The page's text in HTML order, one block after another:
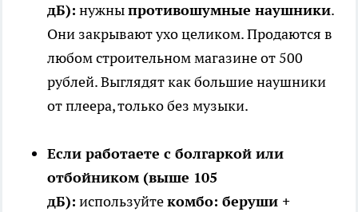
дБ): нужныпротивошумные наушники.
Они закрывают ухо целиком. Продаются в
любом строительном магазине от 500
рублей. Выглядят как большие наушники
от плеера, только без музыки.
Если работаете с болгаркой или
отбойником (выше 105
дБ): используйтекомбо: беруши +